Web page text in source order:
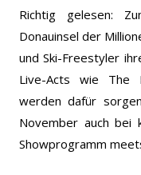
Richtig gelesen:
Donauinsel der
und Ski-Freestyler
Live-Acts wie The
werden dafür
November auch bei
Showprogramm